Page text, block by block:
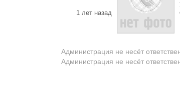
1 лет назад
Администрация не несёт
Администрация не несёт